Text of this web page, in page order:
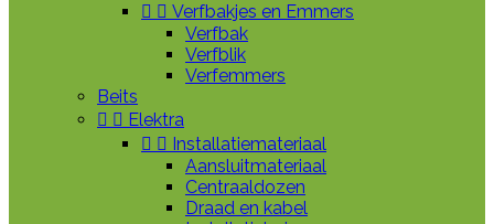
  Verfbakjes en Emmers
Verfbak
Verfblik
Verfemmers
Beits
  Elektra
  Installatiemateriaal
Aansluitmateriaal
Centraaldozen
Draad en kabel